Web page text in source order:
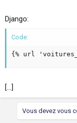
Django:
Code:
{% url
[...]
Vous devez vous